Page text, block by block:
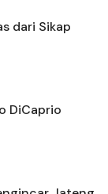
dari Sikap
DiCaprio